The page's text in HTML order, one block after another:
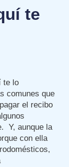
te
te lo
comunes que
el recibo
Y, aunque la
con ella